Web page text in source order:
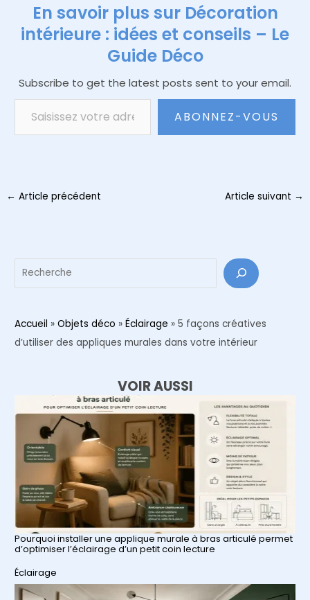
En savoir plus sur Décoration
intérieure : idées et conseils – Le
Guide Déco
Subscribe to get the latest posts sent to your email.
Saisissez votre adresse e-mail…
ABONNEZ-VOUS
Navigation
← Article précédent Article suivant →
Accueil » Objets déco » Éclairage » 5 façons créatives
d’utiliser des appliques murales dans votre intérieur
VOIR AUSSI
Pourquoi installer une applique murale à bras articulé permet
d’optimiser l’éclairage d’un petit coin lecture
Par rapport à
Éclairage